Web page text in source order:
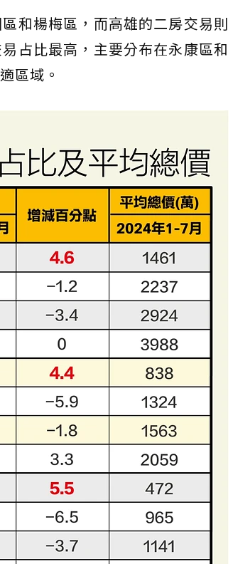
和楊梅區，而高雄的二房交易則
占比最高，主要分布在永康區和
區域。